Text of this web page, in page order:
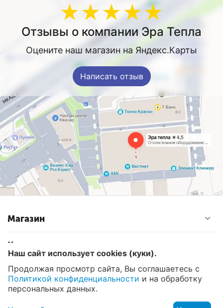
★★★★★
Отзывы о компании Эра Тепла
Оцените наш магазин на Яндекс.Карты
Написать отзыв
Магазин
Контакты
© 2008 - 2026 Эра Тепла. Интернет магазин отопительных
систем и водоснабжения в Москве
Наш сайт использует cookies (куки).
Продолжая просмотр сайта, Вы соглашаетесь с
Политикой конфиденциальности и на обработку
персональных данных.